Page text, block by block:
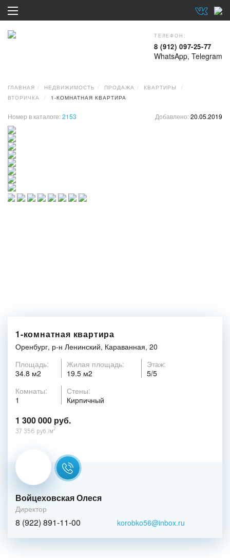
ТЕЛЕФОН:
8 (912) 097-25-77
WhatsApp, Telegram
ГЛАВНАЯ НЕДВИЖИМОСТЬ ПРОДАЖА
КВАРТИРЫ
ВТОРИЧКА
1-КОМНАТНАЯ КВАРТИРА
Номер в каталоге:2153 Добавлено:20.05.2019
1-комнатная квартира
Оренбург, р-н Ленинский, Караванная, 20
Площадь:
34.8 м2
Жилая площадь:
19.5 м2
Этаж:
5/5
Комнаты:
1
Стены:
Кирпичный
1 300 000 руб.
37 356 руб./м2
Войцеховская Олеся
Директор
8 (922) 891-11-00 korobko56@inbox.ru